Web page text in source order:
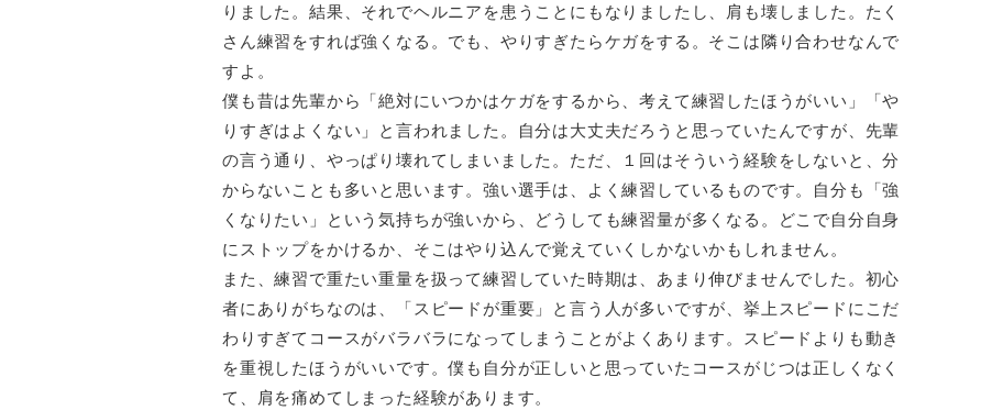
りました。結果、それでヘルニアを患うことにもなりましたし、肩も壊しました。たく
さん練習をすれば強くなる。でも、やりすぎたらケガをする。そこは隣り合わせなんで
すよ。
僕も昔は先輩から「絶対にいつかはケガをするから、考えて練習したほうがいい」「や
りすぎはよくない」と言われました。自分は大丈夫だろうと思っていたんですが、先輩
の言う通り、やっぱり壊れてしまいました。ただ、１回はそういう経験をしないと、分
からないことも多いと思います。強い選手は、よく練習しているものです。自分も「強
くなりたい」という気持ちが強いから、どうしても練習量が多くなる。どこで自分自身
にストップをかけるか、そこはやり込んで覚えていくしかないかもしれません。
また、練習で重たい重量を扱って練習していた時期は、あまり伸びませんでした。初心
者にありがちなのは、「スピードが重要」と言う人が多いですが、挙上スピードにこだ
わりすぎてコースがバラバラになってしまうことがよくあります。スピードよりも動き
を重視したほうがいいです。僕も自分が正しいと思っていたコースがじつは正しくなく
て、肩を痛めてしまった経験があります。